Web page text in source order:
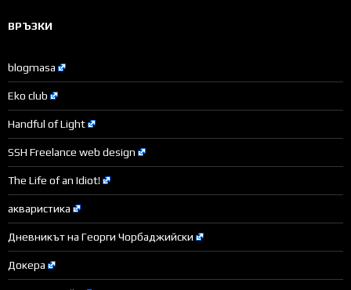
ВРЪЗКИ
blogmasa
Eko club
Handful of Light
SSH Freelance web design
The Life of an Idiot!
акваристика
Дневникът на Георги Чорбаджийски
Докера